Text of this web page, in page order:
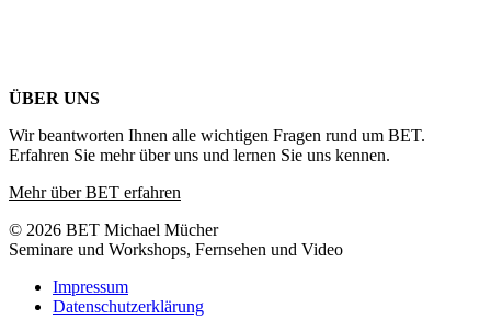
ÜBER UNS
Wir beantworten Ihnen alle wichtigen Fragen rund um BET.
Erfahren Sie mehr über uns und lernen Sie uns kennen.
Mehr über BET erfahren
© 2026 BET Michael Mücher
Seminare und Workshops, Fernsehen und Video
Impressum
Datenschutzerklärung